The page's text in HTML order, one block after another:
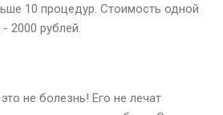
10 процедур. Стоимость одной
2000 рублей.
не болезнь! Его не лечат